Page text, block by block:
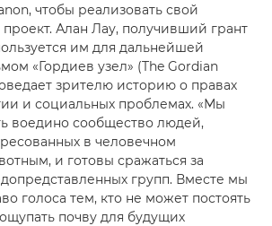
чтобы реализовать свой
Алан Лау, получивший грант
им для дальнейшей
«Гордиев узел» (The Gordian
зрителю историю о правах
и социальных проблемах. «Мы
воедино сообщество людей,
в человечном
и готовы сражаться за
групп. Вместе мы
голоса тем, кто не может постоять
почву для будущих